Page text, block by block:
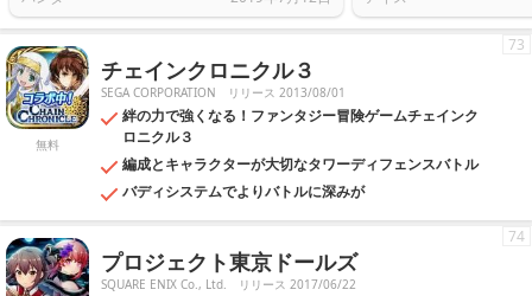
無料
チェインクロニクル３
SEGA CORPORATION リリース 2013/08/01
絆の力で強くなる！ファンタジー冒険ゲームチェインク
ロニクル３
編成とキャラクターが大切なタワーディフェンスバトル
バディシステムでよりバトルに深みが
73
プロジェクト東京ドールズ
SQUARE ENIX Co., Ltd. リリース 2017/06/22
74